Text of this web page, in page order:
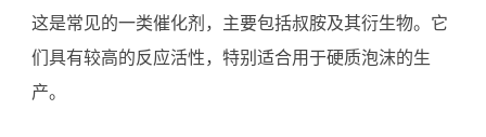
这是常见的一类催化剂，主要包括叔胺及其衍生物。它
们具有较高的反应活性，特别适合用于硬质泡沫的生
产。